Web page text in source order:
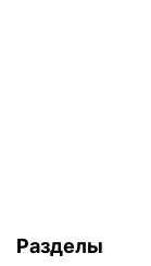
Разделы